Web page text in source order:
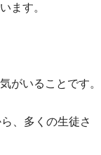
ます。
がいることです。
、多くの生徒さ